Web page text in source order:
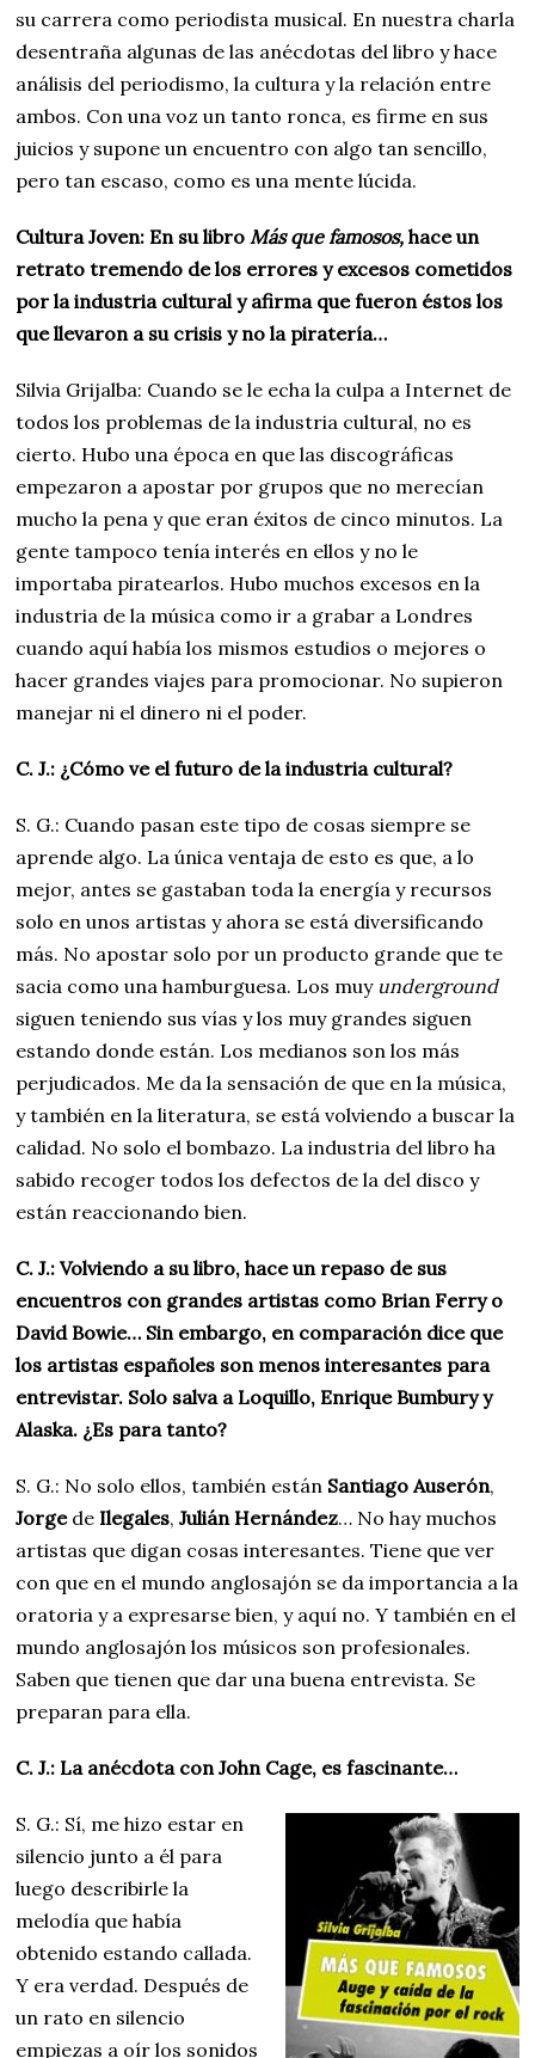
su carrera como periodista musical. En nuestra charla
desentraña algunas de las anécdotas del libro y hace
análisis del periodismo, la cultura y la relación entre
ambos. Con una voz un tanto ronca, es firme en sus
juicios y supone un encuentro con algo tan sencillo,
pero tan escaso, como es una mente lúcida.
Cultura Joven: En su libro Más que famosos,hace un
retrato tremendo de los errores y excesos cometidos
por la industria cultural y afirma que fueron éstos los
que llevaron a su crisis y no la piratería…
Silvia Grijalba: Cuando se le echa la culpa a Internet de
todos los problemas de la industria cultural, no es
cierto. Hubo una época en que las discográficas
empezaron a apostar por grupos que no merecían
mucho la pena y que eran éxitos de cinco minutos. La
gente tampoco tenía interés en ellos y no le
importaba piratearlos. Hubo muchos excesos en la
industria de la música como ir a grabar a Londres
cuando aquí había los mismos estudios o mejores o
hacer grandes viajes para promocionar. No supieron
manejar ni el dinero ni el poder.
C. J.: ¿Cómo ve el futuro de la industria cultural?
S. G.: Cuando pasan este tipo de cosas siempre se
aprende algo. La única ventaja de esto es que, a lo
mejor, antes se gastaban toda la energía y recursos
solo en unos artistas y ahora se está diversificando
más. No apostar solo por un producto grande que te
sacia como una hamburguesa. Los muy underground
siguen teniendo sus vías y los muy grandes siguen
estando donde están. Los medianos son los más
perjudicados. Me da la sensación de que en la música,
y también en la literatura, se está volviendo a buscar la
calidad. No solo el bombazo. La industria del libro ha
sabido recoger todos los defectos de la del disco y
están reaccionando bien.
C. J.: Volviendo a su libro, hace un repaso de sus
encuentros con grandes artistas como Brian Ferry o
David Bowie… Sin embargo, en comparación dice que
los artistas españoles son menos interesantes para
entrevistar. Solo salva a Loquillo, Enrique Bumbury y
Alaska. ¿Es para tanto?
S. G.: No solo ellos, también están Santiago Auserón,
Jorgede Ilegales,Julián Hernández… No hay muchos
artistas que digan cosas interesantes. Tiene que ver
con que en el mundo anglosajón se da importancia a la
oratoria y a expresarse bien, y aquí no. Y también en el
mundo anglosajón los músicos son profesionales.
Saben que tienen que dar una buena entrevista. Se
preparan para ella.
C. J.: La anécdota con John Cage, es fascinante…
S. G.: Sí, me hizo estar en
silencio junto a él para
luego describirle la
melodía que había
obtenido estando callada.
Y era verdad. Después de
un rato en silencio
empiezas a oír los sonidos